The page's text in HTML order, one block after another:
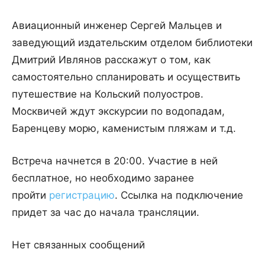
Авиационный инженер Сергей Мальцев и
заведующий издательским отделом библиотеки
Дмитрий Ивлянов расскажут о том, как
самостоятельно спланировать и осуществить
путешествие на Кольский полуостров.
Москвичей ждут экскурсии по водопадам,
Баренцеву морю, каменистым пляжам и т.д.
Встреча начнется в 20:00. Участие в ней
бесплатное, но необходимо заранее
пройти регистрацию. Ссылка на подключение
придет за час до начала трансляции.
Нет связанных сообщений